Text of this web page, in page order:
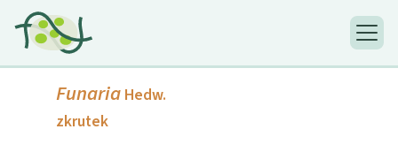
Funaria Hedw.
zkrutek